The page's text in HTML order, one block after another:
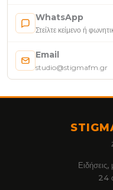
WhatsApp
Στείλτε κείμενο ή
Email
studio@stigmafm.gr
24